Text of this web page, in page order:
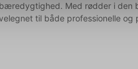
bæredygtighed. Med rødder i den
til både professionelle